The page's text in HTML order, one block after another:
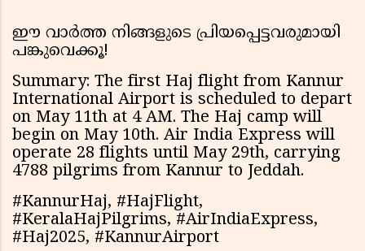
ഈ വാർത്ത നിങ്ങളുടെ പ്രിയപ്പെട്ടവരുമായി
പങ്കുവെക്കൂ!
Summary: The first Haj flight from Kannur
International Airport is scheduled to depart
on May 11th at 4 AM. The Haj camp will
begin on May 10th. Air India Express will
operate 28 flights until May 29th, carrying
4788 pilgrims from Kannur to Jeddah.
#KannurHaj, #HajFlight,
#KeralaHajPilgrims, #AirIndiaExpress,
#Haj2025, #KannurAirport